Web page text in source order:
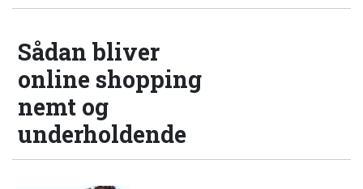
Sådan bliver
online shopping
nemt og
underholdende